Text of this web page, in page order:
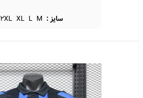
سایز : M
L
XL
2XL